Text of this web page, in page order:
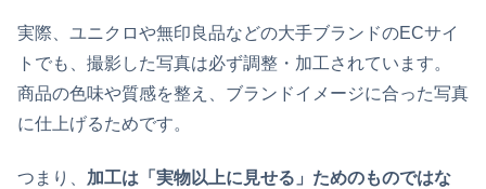
実際、ユニクロや無印良品などの大手ブランドのECサイ
トでも、撮影した写真は必ず調整・加工されています。
商品の色味や質感を整え、ブランドイメージに合った写真
に仕上げるためです。
つまり、 加工は「実物以上に見せる」ためのものではな